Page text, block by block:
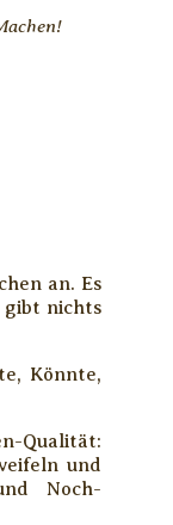
an. Es
gibt nichts
Könnte,
Qualität:
und
Noch-